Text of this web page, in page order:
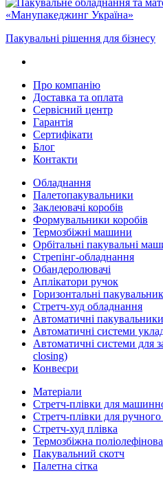
Пакувальні рішення для бізнесу
Про компанію
Доставка та оплата
Сервісний центр
Гарантія
Сертифікати
Блог
Контакти
Обладнання
Палетопакувальники
Заклеювачі коробів
Формувальники коробів
Термозбіжні машини
Орбітальні пакувальні
Стрепінг-обладнання
Обандеролювачі
Аплікатори ручок
Горизонтальні
Стретч-худ обладнання
Автоматичні
Автоматичні системи
Автоматичні системи для
closing)
Конвеєри
Матеріали
Стретч-плівки для
Стретч-плівки для
Стретч-худ плівка
Термозбіжна
Пакувальний скотч
Палетна сітка